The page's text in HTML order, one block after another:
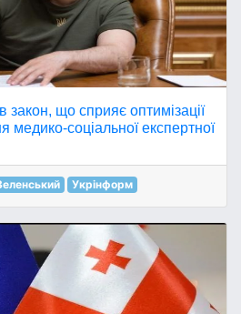
закон, що сприяє оптимізації
медико-соціальної експертної
Укрінформ